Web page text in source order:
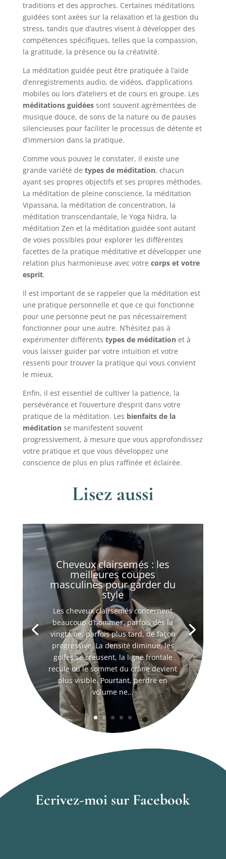
traditions et des approches. Certaines méditations
guidées sont axées sur la relaxation et la gestion du
stress, tandis que d’autres visent à développer des
compétences spécifiques, telles que la compassion,
la gratitude, la présence ou la créativité.
La méditation guidée peut être pratiquée à l’aide
d’enregistrements audio, de vidéos, d’applications
mobiles ou lors d’ateliers et de cours en groupe. Les
méditations guidéessont souvent agrémentées de
musique douce, de sons de la nature ou de pauses
silencieuses pour faciliter le processus de détente et
d’immersion dans la pratique.
Comme vous pouvez le constater, il existe une
grande variété de types de méditation, chacun
ayant ses propres objectifs et ses propres méthodes.
La méditation de pleine conscience, la méditation
Vipassana, la méditation de concentration, la
méditation transcendantale, le Yoga Nidra, la
méditation Zen et la méditation guidée sont autant
de voies possibles pour explorer les différentes
facettes de la pratique méditative et développer une
relation plus harmonieuse avec votre corps et votre
esprit.
Il est important de se rappeler que la méditation est
une pratique personnelle et que ce qui fonctionne
pour une personne peut ne pas nécessairement
fonctionner pour une autre. N’hésitez pas à
expérimenter différents types de méditationet à
vous laisser guider par votre intuition et votre
ressenti pour trouver la pratique qui vous convient
le mieux.
Enfin, il est essentiel de cultiver la patience, la
persévérance et l’ouverture d’esprit dans votre
pratique de la méditation. Les bienfaits de la
méditationse manifestent souvent
progressivement, à mesure que vous approfondissez
votre pratique et que vous développez une
conscience de plus en plus raffinée et éclairée.
Lisez aussi
Cheveux clairsemés : les
meilleures coupes
masculines pour garder du
style
Les cheveux clairsemés concernent
beaucoup d’hommes, parfois dès la
vingtaine, parfois plus tard, de façon
progressive. La densité diminue, les
golfes se creusent, la ligne frontale
recule ou le sommet du crâne devient
plus visible. Pourtant, perdre en
volume ne...
Ecrivez-moi sur Facebook